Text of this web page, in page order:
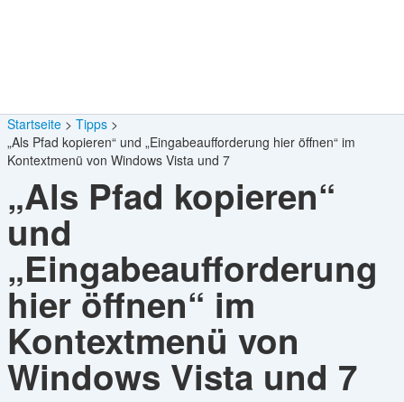
Startseite
Tipps
„Als Pfad kopieren“ und „Eingabeaufforderung hier öffnen“ im
Kontextmenü von Windows Vista und 7
„Als Pfad kopieren“
und
„Eingabeaufforderung
hier öffnen“ im
Kontextmenü von
Windows Vista und 7